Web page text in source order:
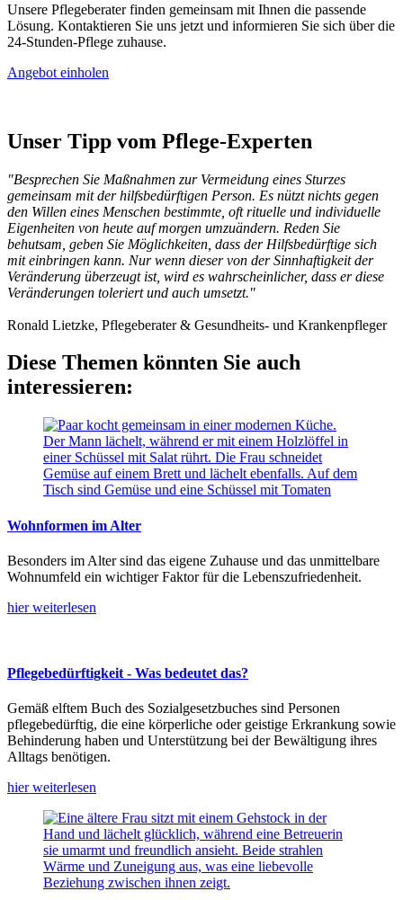
Unsere Pflegeberater finden gemeinsam mit Ihnen die passende
Lösung. Kontaktieren Sie uns jetzt und informieren Sie sich über die
24-Stunden-Pflege zuhause.
Angebot einholen
Unser Tipp vom Pflege-Experten
"Besprechen Sie Maßnahmen zur Vermeidung eines Sturzes
gemeinsam mit der hilfsbedürftigen Person. Es nützt nichts gegen
den Willen eines Menschen bestimmte, oft rituelle und individuelle
Eigenheiten von heute auf morgen umzuändern. Reden Sie
behutsam, geben Sie Möglichkeiten, dass der Hilfsbedürftige sich
mit einbringen kann. Nur wenn dieser von der Sinnhaftigkeit der
Veränderung überzeugt ist, wird es wahrscheinlicher, dass er diese
Veränderungen toleriert und auch umsetzt."
Ronald Lietzke, Pflegeberater & Gesundheits- und Krankenpfleger
Diese Themen könnten Sie auch
interessieren:
Wohnformen im Alter
Besonders im Alter sind das eigene Zuhause und das unmittelbare
Wohnumfeld ein wichtiger Faktor für die Lebenszufriedenheit.
hier weiterlesen
Pflegebedürftigkeit - Was bedeutet das?
Gemäß elftem Buch des Sozialgesetzbuches sind Personen
pflegebedürftig, die eine körperliche oder geistige Erkrankung sowie
Behinderung haben und Unterstützung bei der Bewältigung ihres
Alltags benötigen.
hier weiterlesen